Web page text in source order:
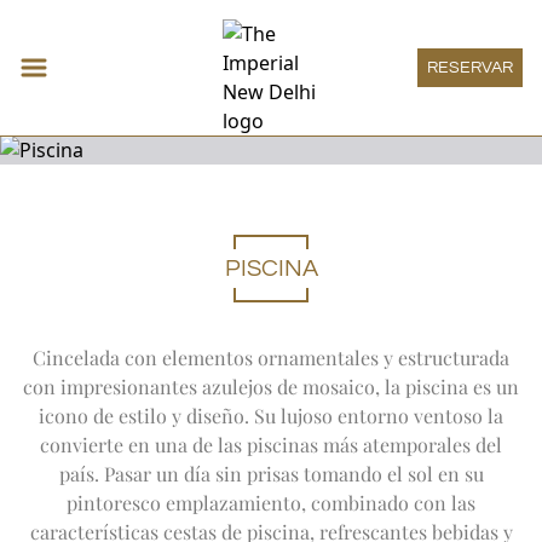
RESERVAR
Alojamiento
HABITACIÓN HERITAGE
HABITACIÓN GRAND HERITAGE
SUITE HERITAGE
SUITE DECO
SUITE VICEROY
SUITE DE LUXURY
LA SUITE IMPERIAL
HABITACIONES ACCESIBLES
HAUTE PÂTISSERIE
THE SPICE ROUTE
SAN GIMIGNANO
1911 RESTAURANT
THE ATRIUM
PATIALA PEG
THE HARDINGE BAR
1911 BAR
Reuniones y eventos
Expand
MEETINGS
SOCIAL
ONE IMPERIAL PLACE
REGAL EXCLUSIVITY
LAS ASAMBLEAS IMPERIALES DE VERANO
Bienestar
Expand Bienestar
THE IMPERIAL SPA
OFERTAS
AYURVEDA
MENÚ DE TRATAMIENTOS
PISCINA
Boutique Imperial
Expand
BOUTIQUE IMPERIAL
Lounge Imperial
Expand Lounge
LOUNGE IMPERIAL
Experiencias
Expand
Ofertas especiales
PISCINA
Cincelada con elementos ornamentales y estructurada
con impresionantes azulejos de mosaico, la piscina es un
icono de estilo y diseño. Su lujoso entorno ventoso la
convierte en una de las piscinas más atemporales del
país. Pasar un día sin prisas tomando el sol en su
pintoresco emplazamiento, combinado con las
características cestas de piscina, refrescantes bebidas y